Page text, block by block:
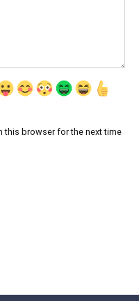
this browser for the next time